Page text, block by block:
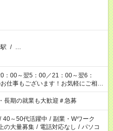
/ …
：00～翌5：00／21：00～翌6：
期の就業も大歓迎＃急募
/ 40～50代活躍中 / 副業・Wワーク
の大量募集 / 電話対応なし / パソコ